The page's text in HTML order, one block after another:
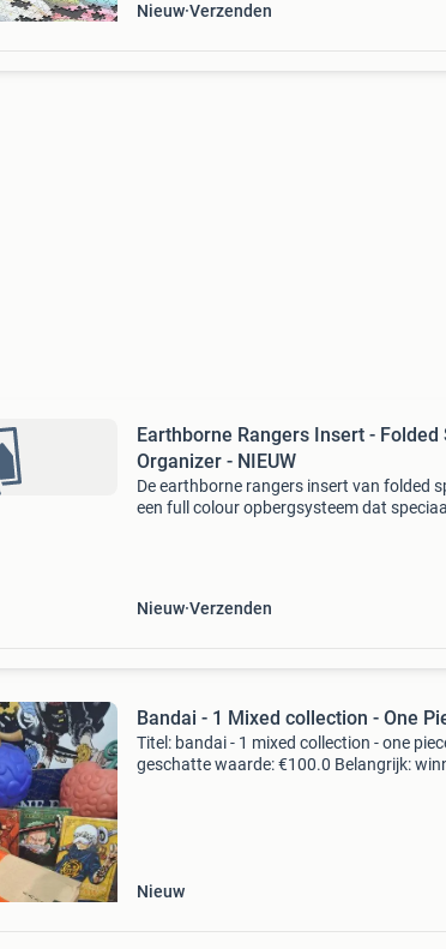
Nieuw Verzenden
Earthborne Rangers Insert - Folded
Organizer - NIEUW
De earthborne rangers insert van folded
een full colour opbergsysteem dat
Nieuw Verzenden
Bandai - 1 Mixed collection - One
Titel: bandai - 1 mixed collection - one
geschatte waarde: €100.0 Belangrijk:
Nieuw